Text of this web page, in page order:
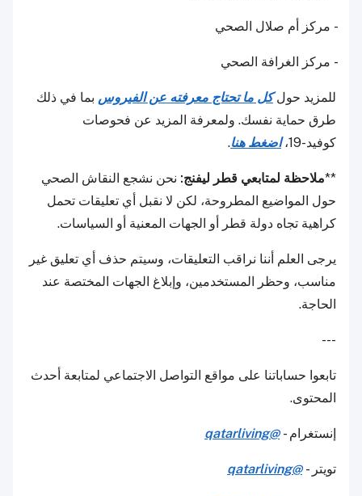
- مركز أم صلال الصحي
- مركز الغرافة الصحي
للمزيد حولكل ما تحتاج معرفته عن الفيروس بما في ذلك
طرق حماية نفسك. ولمعرفة المزيد عن فحوصات
كوفيد-19،
اضغط هنا.
**ملاحظة لمتابعي قطر ليفنج: نحن نشجع النقاش الصحي
حول المواضيع المطروحة، لكن لا نقبل أي تعليقات تحمل
كراهية تجاه دولة قطر أو الجهات المعنية أو السياسات.
يرجى العلم أننا نراقب التعليقات، وسيتم حذف أي تعليق غير
مناسب، وحظر المستخدمين، وإبلاغ الجهات المختصة عند
الحاجة.
---
تابعوا حساباتنا على مواقع التواصل الاجتماعي لمتابعة أحدث
المحتوى.
إنستغرام -@qatarliving
تويتر -@qatarliving